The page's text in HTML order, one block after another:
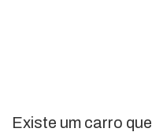
Existe um carro